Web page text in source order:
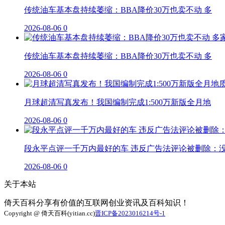
传统油车基本盘持续萎缩：BBA降价30万也卖不动 多
2026-08-06 0
传统油车基本盘持续萎缩：BBA降价30万也卖不动 多
2026-08-06 0
月球超清写真发布！我国编制完成1:500万新版全月地
2026-08-06 0
段永平点评一千万内最好的车 违反广告法评论被删除：
2026-08-06 0
关于本站
倚天百科分享有价值的互联网创业资讯及百科知识！
Copyright @ 倚天百科(yitian.cc)晋ICP备2023016214号-1